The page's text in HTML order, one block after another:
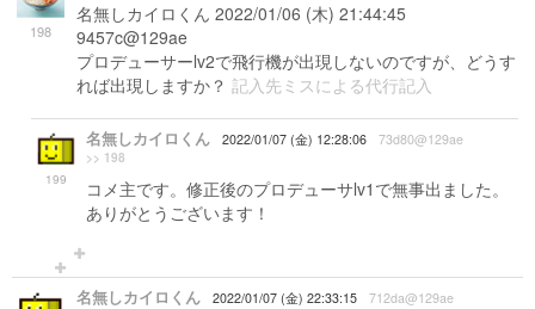
198
名無しカイロくん 2022/01/06 (木) 21:44:45
9457c@129ae
プロデューサーlv2で飛行機が出現しないのですが、どうす
れば出現しますか？ 記入先ミスによる代行記入
199
名無しカイロくん 2022/01/07 (金) 12:28:06 73d80@129ae
>> 198
コメ主です。修正後のプロデューサlv1で無事出ました。
ありがとうございます！
名無しカイロくん 2022/01/07 (金) 22:33:15 712da@129ae